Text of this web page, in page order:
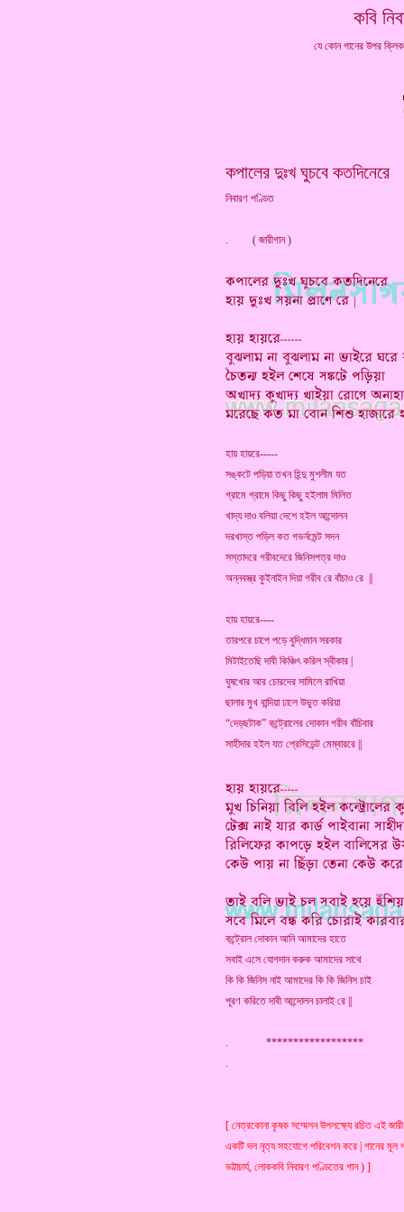
কন্ট্রোল দোকান আনি আমাদের হাতে
সবাই এসে যোগদান করুক আমাদের সাথে
কি কি জিনিস নাই আমাদের কি কি জিনিস চাই
পূরণ করিতে দাবী আন্দোলন চালাই রে ||
. ******************
[ নেত্রকোনা কৃষক সম্মেলন উপলক্ষ্যে রচিত এই
একটি দল নৃত্য সহযোগে পরিবেশন করে | গানের মূল
ভট্টাচার্য, লোককবি নিবারণ পণ্ডিতের গান ) ]
কবি
যে কোন গানের উপর
*
কপালের দুঃখ ঘুচবে কতদিনেরে
নিবারণ পণ্ডিত
. ( জারীগান )
হায় হায়রে-----
সঙ্কটে পড়িয়া তখন হিন্দু মুশলীম যত
গ্রামে গ্রামে কিছু কিছু হইলাম মিলিত
খাদ্য দাও বলিয়া দেশে হইল আন্দোলন
দরখাস্ত পড়িল কত গভর্নমেন্ট সদন
সস্তাদরে গরীবদেরে জিনিসপত্র দাও
অন্নবস্ত্র কুইনাইন দিয়া গরীব রে বাঁচাও রে ||
হায় হায়রে----
তারপরে চাপে পড়ে বুদ্ধিমান সরকার
মিটাইতেছি দাবী কিঞ্চিৎ করিল স্বীকার |
ঘুষখোর আর চোরদের সামিলে রাখিয়া
ছালার মুখ বান্দিয়া ঢালে উভুত করিয়া
“দেড়ছটাক” কন্ট্রোলের দোকান গরীব বাঁচিবার
সাহীদার হইল যত প্রেসিডেন্ট মেম্বাররে ||